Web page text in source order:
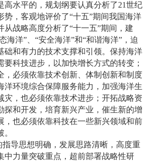
高水平的，规划纲要认真分析了21世纪
势，客观地评价了“十五”期间我国海洋
从战略高度分析了“十一五”期间，建
海洋” “安全海洋”和“和谐海洋” ，迫
础和有力的技术支撑和引领。保持海洋
要科技进步，以加快增长方式的转变；
，必须依靠技术创新、体制创新和制度
洋环境综合保障服务能力，加强海洋生
灾，也必须依靠技术进步；开拓战略资
探和开发，培育新兴产业，催生新的增
，也必须依靠科技在一些新兴领域和前
指导思想明确，发展思路清晰，高度重
中力量突破重点，超前部署战略性研